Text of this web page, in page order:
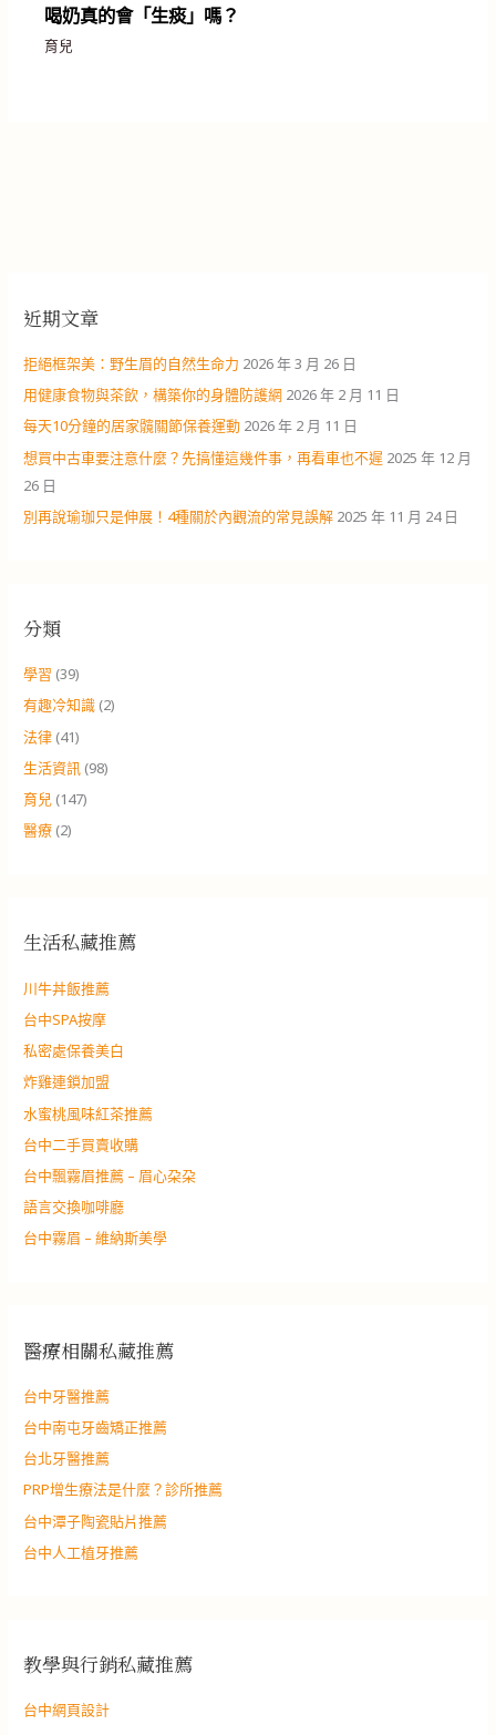
喝奶真的會「生痰」嗎？
育兒
近期文章
拒絕框架美：野生眉的自然生命力 2026 年 3 月 26 日
用健康食物與茶飲，構築你的身體防護網 2026 年 2 月 11 日
每天10分鐘的居家髖關節保養運動 2026 年 2 月 11 日
想買中古車要注意什麼？先搞懂這幾件事，再看車也不遲 2025 年 12 月
26 日
別再說瑜珈只是伸展！4種關於內觀流的常見誤解 2025 年 11 月 24 日
分類
學習 (39)
有趣冷知識 (2)
法律 (41)
生活資訊 (98)
育兒 (147)
醫療 (2)
生活私藏推薦
川牛丼飯推薦
台中SPA按摩
私密處保養美白
炸雞連鎖加盟
水蜜桃風味紅茶推薦
台中二手買賣收購
台中飄霧眉推薦 – 眉心朶朶
語言交換咖啡廳
台中霧眉 – 維納斯美學
醫療相關私藏推薦
台中牙醫推薦
台中南屯牙齒矯正推薦
台北牙醫推薦
PRP增生療法是什麼？診所推薦
台中潭子陶瓷貼片推薦
台中人工植牙推薦
教學與行銷私藏推薦
台中網頁設計